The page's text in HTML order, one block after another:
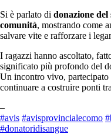
Si è parlato di donazione del
comunità, mostrando come
salvare vite e rafforzare i
I ragazzi hanno ascoltato,
significato più profondo del
Un incontro vivo,
continuare a costruire ponti
–
#avis #avisprovincialecomo
#donatoridisangue